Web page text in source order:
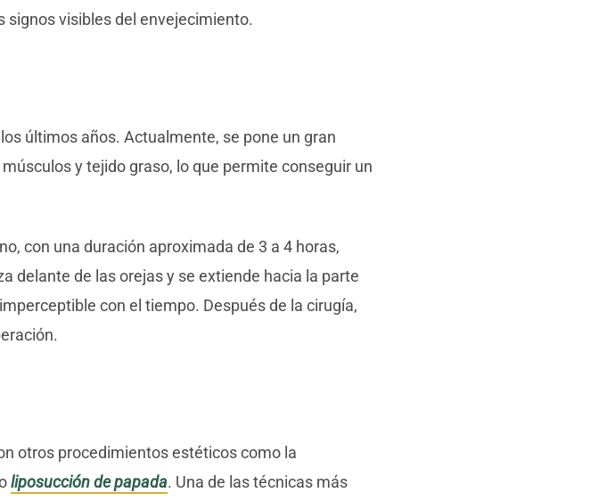
signos visibles del envejecimiento.
últimos años. Actualmente, se pone un gran
y tejido graso, lo que permite conseguir un
con una duración aproximada de 3 a 4 horas,
delante de las orejas y se extiende hacia la parte
con el tiempo. Después de la cirugía,
otros procedimientos estéticos como la
liposucción de papada. Una de las técnicas más